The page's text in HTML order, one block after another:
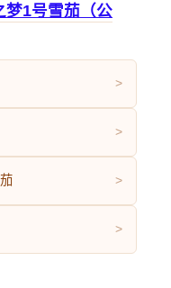
梦1号雪茄（公
>
>
>
>